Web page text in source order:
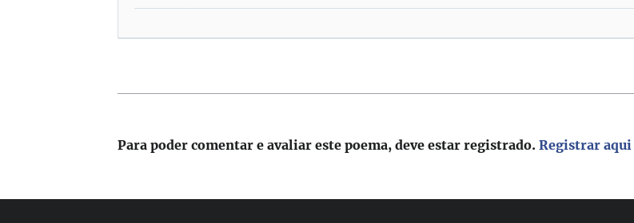
Para poder comentar e avaliar este poema, deve estar registrado.Registrar aqui